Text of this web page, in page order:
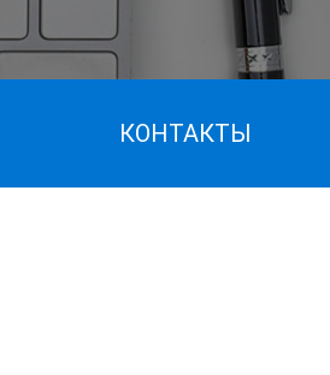
КОНТАКТЫ